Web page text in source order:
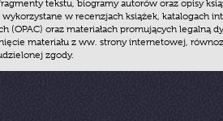
tekstu, biogramy autorów oraz opisy
wykorzystane w recenzjach książek, katalogach
(OPAC) oraz materiałach promujących legalną
materiału z ww. strony internetowej,
zgody.